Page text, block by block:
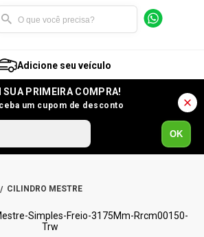
Adicione seu veículo
SUA PRIMEIRA COMPRA!
um cupom de desconto
OK
CILINDRO MESTRE